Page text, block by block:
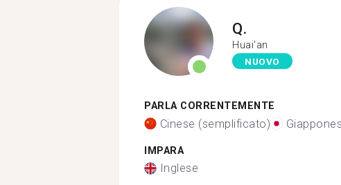
Q.
Huai'an
NUOVO
PARLA CORRENTEMENTE
Cinese (semplificato)
IMPARA
Inglese